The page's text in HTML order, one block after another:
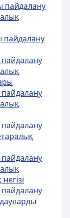
пайдалану
пайдалану